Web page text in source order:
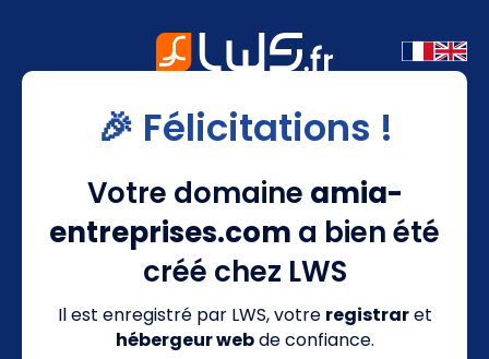
🎉 Félicitations !
Votre domaine amia-
entreprises.com a bien été
créé chez LWS
Il est enregistré par LWS, votre registraret
hébergeur webde confiance.